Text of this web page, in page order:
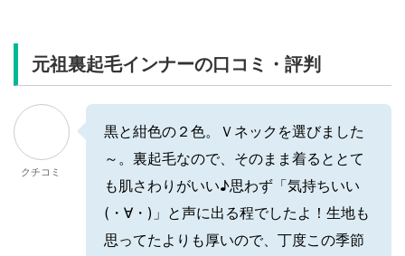
元祖裏起毛インナーの口コミ・評判
クチコミ
黒と紺色の２色。Ｖネックを選びました
～。裏起毛なので、そのまま着るととて
も肌さわりがいい♪思わず「気持ちいい
(・∀・)」と声に出る程でしたよ！生地も
思ってたよりも厚いので、丁度この季節